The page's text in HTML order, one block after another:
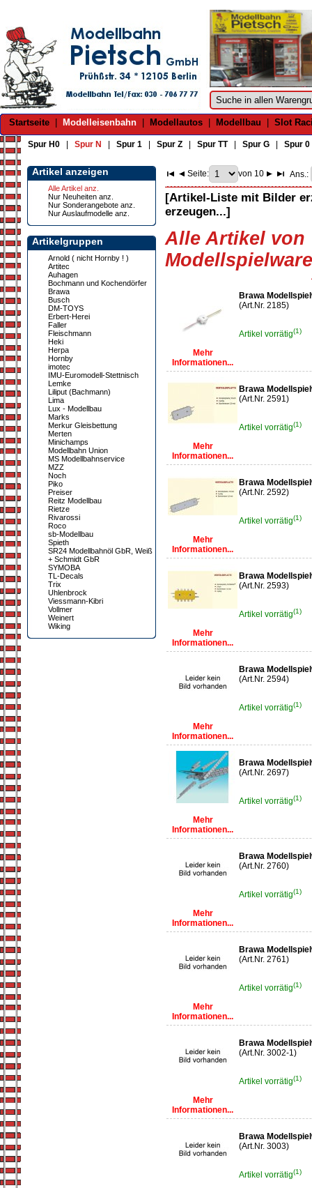
Startseite Modelleisenbahn Modellautos Modellbau Slot
Spur H0 Spur N Spur 1 Spur Z Spur TT| Spur G Spur 0
Artikel anzeigen
Alle Artikel anz.
Nur Neuheiten anz.
Nur Sonderangebote anz.
Nur Auslaufmodelle anz.
Artikelgruppen
Arnold ( nicht Hornby ! )
Artitec
Auhagen
Bochmann und Kochendörfer
Brawa
Busch
DM-TOYS
Erbert-Herei
Faller
Fleischmann
Heki
Herpa
Hornby
imotec
IMU-Euromodell-Stettnisch
Lemke
Liliput (Bachmann)
Lima
Lux - Modellbau
Marks
Merkur Gleisbettung
Merten
Minichamps
Modellbahn Union
MS Modellbahnservice
MZZ
Noch
Piko
Preiser
Reitz Modellbau
Rietze
Rivarossi
Roco
sb-Modellbau
Spieth
SR24 Modellbahnöl GbR, Weiß
+ Schmidt GbR
SYMOBA
TL-Decals
Trix
Uhlenbrock
Viessmann-Kibri
Vollmer
Weinert
Wiking
Seite: von 10 Ans.:
[Artikel-Liste mit Bilder
erzeugen...]
Alle Artikel von
Mehr
Informationen...
Brawa
(Art.Nr. 2185)
Artikel vorrätig(1)
Mehr
Informationen...
Brawa
(Art.Nr. 2591)
Artikel vorrätig(1)
Mehr
Informationen...
Brawa
(Art.Nr. 2592)
Artikel vorrätig(1)
Mehr
Informationen...
Brawa
(Art.Nr. 2593)
Artikel vorrätig(1)
Mehr
Informationen...
Brawa
(Art.Nr. 2594)
Artikel vorrätig(1)
Mehr
Informationen...
Brawa
(Art.Nr. 2697)
Artikel vorrätig(1)
Mehr
Informationen...
Brawa
(Art.Nr. 2760)
Artikel vorrätig(1)
Mehr
Informationen...
Brawa
(Art.Nr. 2761)
Artikel vorrätig(1)
Mehr
Informationen...
Brawa
(Art.Nr. 3002-1)
Artikel vorrätig(1)
Brawa
(Art.Nr. 3003)
Artikel vorrätig(1)